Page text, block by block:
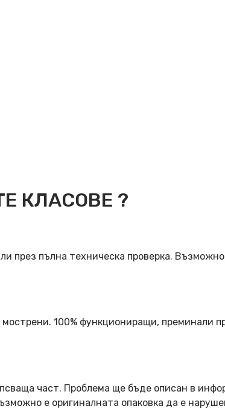
КЛАСОВЕ ?
през пълна техническа проверка.
100% функциониращи, преминали
част. Проблема ще бъде описан в
е оригиналната опаковка да е